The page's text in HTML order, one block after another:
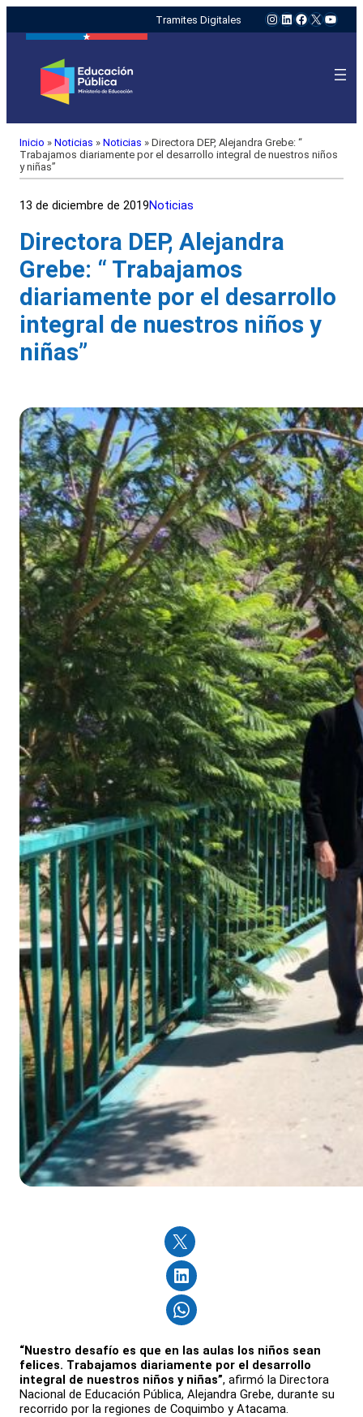
Tramites Digitales Instagram
LinkedIn
Facebook
X
Inicio » Noticias » Noticias » Directora DEP, Alejandra Grebe: “
Trabajamos diariamente por el desarrollo integral de nuestros niños
y niñas”
13 de diciembre de 2019Noticias
Directora DEP, Alejandra
Grebe: “ Trabajamos
diariamente por el desarrollo
integral de nuestros niños y
niñas”
“Nuestro desafío es que en las aulas los niños sean
felices. Trabajamos diariamente por el desarrollo
integral de nuestros niños y niñas”, afirmó la Directora
Nacional de Educación Pública, Alejandra Grebe, durante su
recorrido por la regiones de Coquimbo y Atacama.